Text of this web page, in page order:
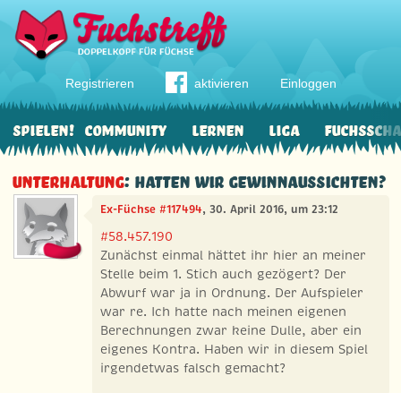
Registrieren aktivieren Einloggen
Community Lernen Liga
Spielen!
Unterhaltung: Hatten wir Gewinnaussichten?
Ex-Füchse #117494, 30. April 2016, um 23:12
#58.457.190
Zunächst einmal hättet ihr hier an meiner
Stelle beim 1. Stich auch gezögert? Der
Abwurf war ja in Ordnung. Der Aufspieler
war re. Ich hatte nach meinen eigenen
Berechnungen zwar keine Dulle, aber ein
eigenes Kontra. Haben wir in diesem Spiel
irgendetwas falsch gemacht?